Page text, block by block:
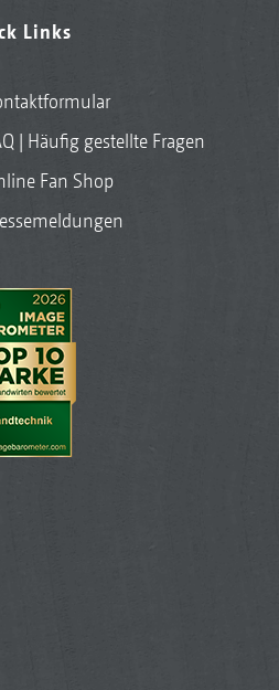
Links
| Häufig gestellte Fragen
Fan Shop